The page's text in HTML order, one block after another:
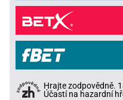
Hrajte zodpovědně.
Účastí na hazardní